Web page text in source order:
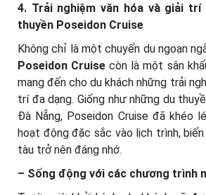
4. Trải nghiệm văn hóa và giải
thuyền Poseidon Cruise
Không chỉ là một chuyến du ngoạn
Poseidon Cruise còn là một sân
mang đến cho du khách những trải
trí đa dạng. Giống như những du
Đà Nẵng, Poseidon Cruise đã khéo
hoạt động đặc sắc vào lịch trình,
tàu trở nên đáng nhớ.
– Sống động với các chương trình